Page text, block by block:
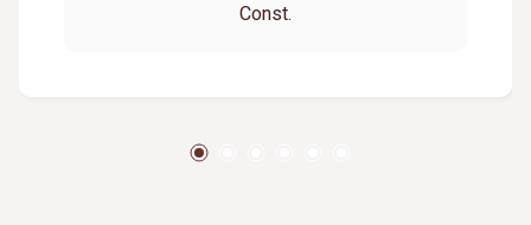
Const.